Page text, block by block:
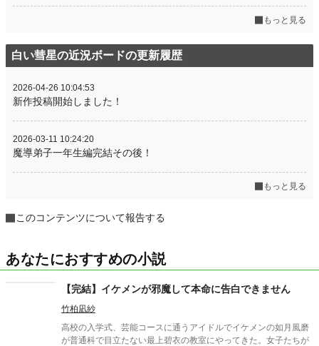
もっと見る
白い彗星の近況ボードの更新履歴
2026-04-26 10:04:53
新作投稿開始しました！
2026-03-11 10:24:20
魔導弟子一年生編完結その後！
もっと見る
このコンテンツについて報告する
あなたにおすすめの小説
【完結】イケメンが邪魔して本命に告白できません
竹柏凪紗
高校の入学式、芸能コースに通うアイドルでイケメンの如月風磨
が普通科で目立たない最上碧衣の教室にやってきた。女子たちが